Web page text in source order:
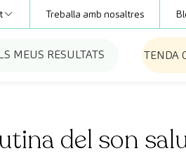
Treballa amb nosaltres
MEUS RESULTATS TENDA
del son